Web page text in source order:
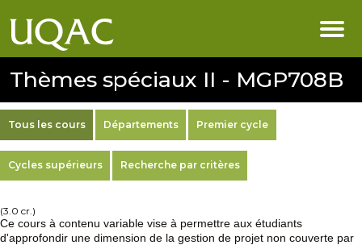
Thèmes spéciaux II - MGP708B
Tous les cours Départements Premier cycle
Cycles supérieurs Recherche par critères
(3.0 cr.)
Ce cours à contenu variable vise à permettre aux étudiants
d'approfondir une dimension de la gestion de projet non couverte par